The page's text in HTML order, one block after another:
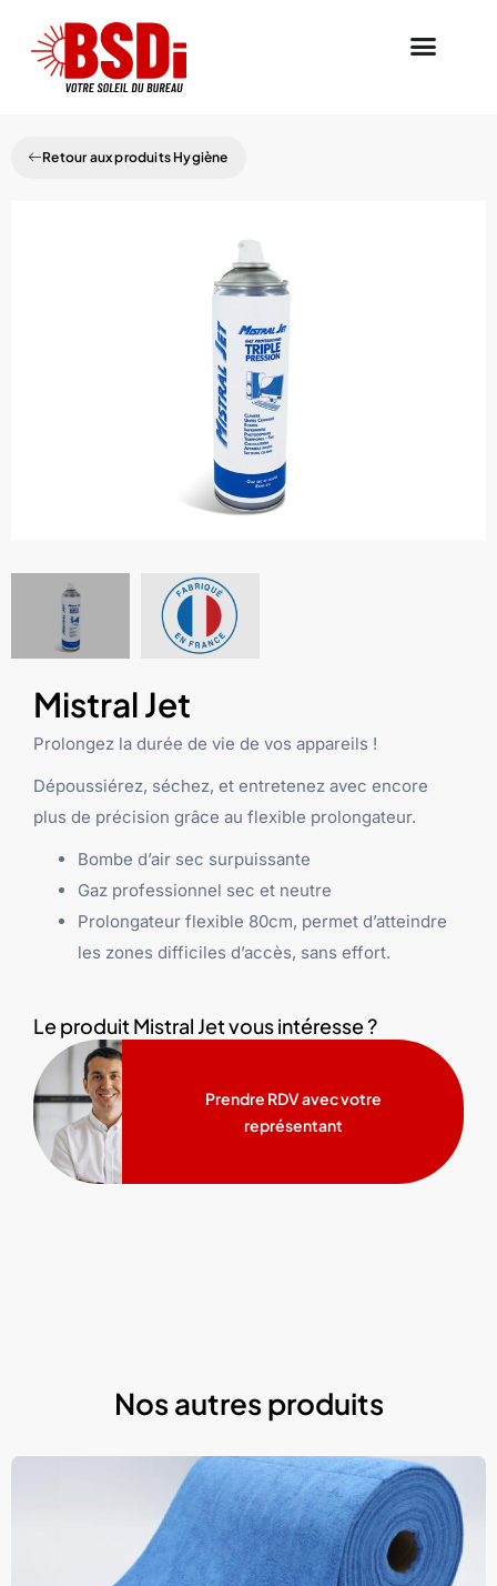
Retour aux produits Hygiène
Mistral Jet
Prolongez la durée de vie de vos appareils !
Dépoussiérez, séchez, et entretenez avec encore
plus de précision grâce au flexible prolongateur.
Bombe d’air sec surpuissante
Gaz professionnel sec et neutre
Prolongateur flexible 80cm, permet d’atteindre
les zones difficiles d’accès, sans effort.
Le produit Mistral Jet vous intéresse ?
Prendre RDV avec votre
représentant
Nos autres produits